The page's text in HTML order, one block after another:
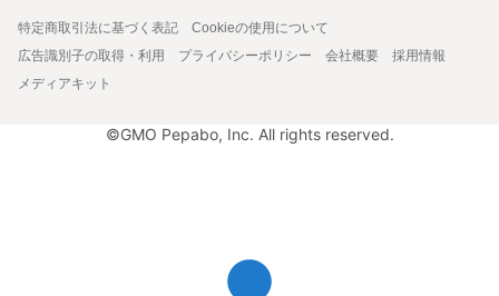
特定商取引法に基づく表記
Cookieの使用について
広告識別子の取得・利用
プライバシーポリシー 会社概要
採用情報
メディアキット
©GMO Pepabo, Inc. All rights reserved.